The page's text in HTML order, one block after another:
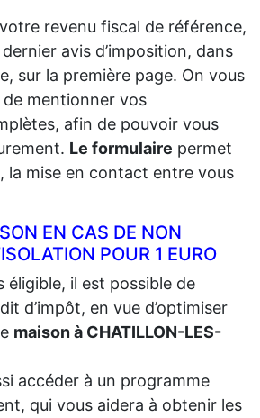
revenu fiscal de référence,
avis d’imposition, dans
sur la première page. On vous
de mentionner vos
afin de pouvoir vous
Le formulaire permet
la mise en contact entre vous
EN CAS DE NON
POUR 1 EURO
éligible, il est possible de
d’impôt, en vue d’optimiser
maison à CHATILLON-LES-
accéder à un programme
qui vous aidera à obtenir les